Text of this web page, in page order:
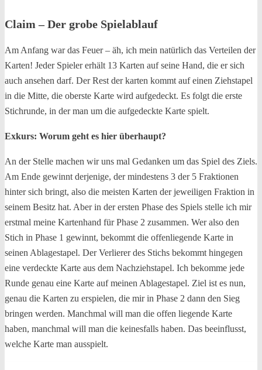
Claim – Der grobe Spielablauf
Am Anfang war das Feuer – äh, ich mein natürlich das Verteilen der
Karten! Jeder Spieler erhält 13 Karten auf seine Hand, die er sich
auch ansehen darf. Der Rest der karten kommt auf einen Ziehstapel
in die Mitte, die oberste Karte wird aufgedeckt. Es folgt die erste
Stichrunde, in der man um die aufgedeckte Karte spielt.
Exkurs: Worum geht es hier überhaupt?
An der Stelle machen wir uns mal Gedanken um das Spiel des Ziels.
Am Ende gewinnt derjenige, der mindestens 3 der 5 Fraktionen
hinter sich bringt, also die meisten Karten der jeweiligen Fraktion in
seinem Besitz hat. Aber in der ersten Phase des Spiels stelle ich mir
erstmal meine Kartenhand für Phase 2 zusammen. Wer also den
Stich in Phase 1 gewinnt, bekommt die offenliegende Karte in
seinen Ablagestapel. Der Verlierer des Stichs bekommt hingegen
eine verdeckte Karte aus dem Nachziehstapel. Ich bekomme jede
Runde genau eine Karte auf meinen Ablagestapel. Ziel ist es nun,
genau die Karten zu erspielen, die mir in Phase 2 dann den Sieg
bringen werden. Manchmal will man die offen liegende Karte
haben, manchmal will man die keinesfalls haben. Das beeinflusst,
welche Karte man ausspielt.